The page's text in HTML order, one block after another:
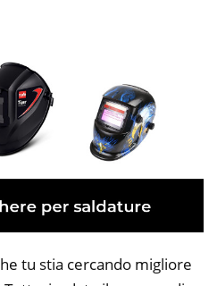
tu stia cercando migliore